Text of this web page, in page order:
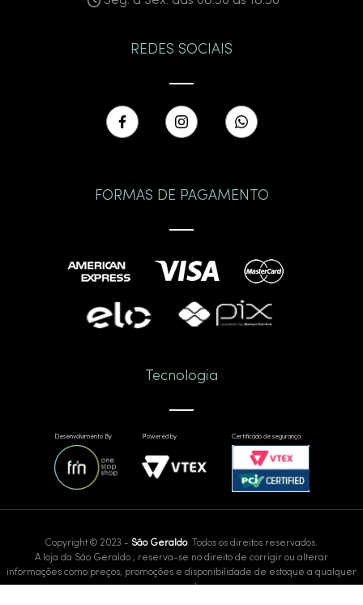
REDES SOCIAIS
FORMAS DE PAGAMENTO
Tecnologia
Desenvolvimento By Powered by Certificado de segurança
Copyright © 2023 - São Geraldo. Todos os direitos reservados.
A loja da São Geraldo , reserva-se no direito de corrigir ou alterar
informações como preços, promoções e disponibilidade de estoque a qualquer
momento.